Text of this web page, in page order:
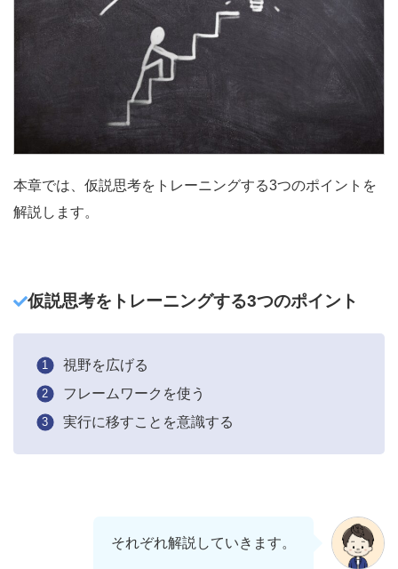
本章では、仮説思考をトレーニングする3つのポイントを
解説します。
仮説思考をトレーニングする3つのポイント
視野を広げる
フレームワークを使う
実行に移すことを意識する
それぞれ解説していきます。